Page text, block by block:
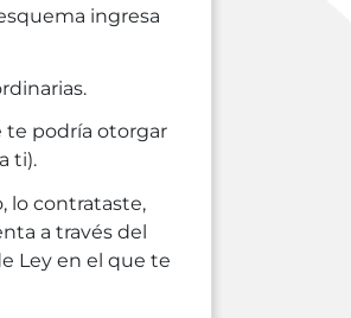
ingresa
te podría otorgar
ti).
lo contrataste,
a través del
Ley en el que te